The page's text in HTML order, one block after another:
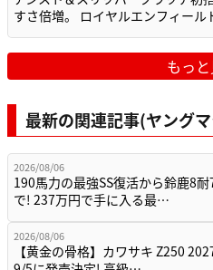
もっ
2026/08/06
190馬力の最強SS復活から鈴鹿8
で! 237万円で手に入る最…
2026/08/06
【黄金の骨格】カワサキ Z250
9/5に発売決定! 高級…